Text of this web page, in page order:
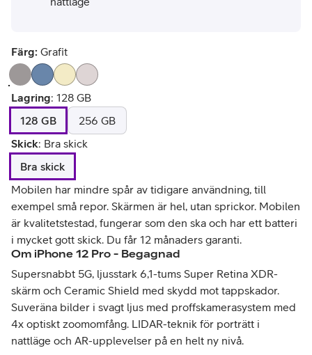
Färg: Grafit
Lagring: 128 GB
128 GB
256 GB
Skick: Bra skick
Bra skick
Mobilen har mindre spår av tidigare användning, till
exempel små repor. Skärmen är hel, utan sprickor. Mobilen
är kvalitetstestad, fungerar som den ska och har ett batteri
i mycket gott skick. Du får 12 månaders garanti.
Om iPhone 12 Pro - Begagnad
Supersnabbt 5G, ljusstark 6,1-tums Super Retina XDR-
skärm och Ceramic Shield med skydd mot tappskador.
Suveräna bilder i svagt ljus med proffskamerasystem med
4x optiskt zoomomfång. LIDAR-teknik för porträtt i
nattläge och AR-upplevelser på en helt ny nivå.